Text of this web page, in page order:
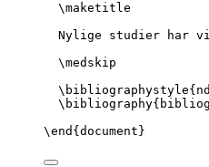
\maketitle
Nylige studier har
\medskip
\bibliographystyle
\bibliography
\end { document }